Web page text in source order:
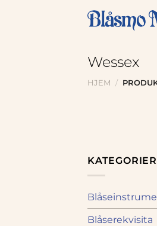
Wessex
HJEM /
KATEGORIER
Blåserekvisita